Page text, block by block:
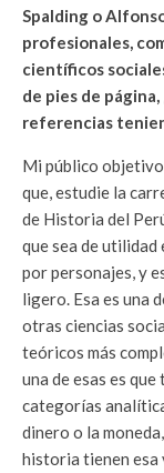
Spalding o
profesionales,
científicos
de pies de
referencias
Mi público
que, estudie la
de Historia del
que sea de utilidad
por personajes, y
ligero. Esa es una
otras ciencias
teóricos más
una de esas es
categorías
dinero o la
historia tienen esa